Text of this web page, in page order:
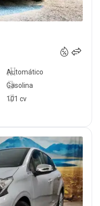
Automático
101 cv
Gasolina